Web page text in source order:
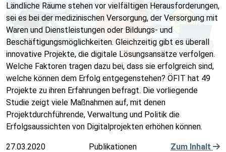
Ländliche Räume stehen vor vielfältigen Herausforderungen,
sei es bei der medizinischen Versorgung, der Versorgung mit
Waren und Dienstleistungen oder Bildungs- und
Beschäftigungsmöglichkeiten. Gleichzeitig gibt es überall
innovative Projekte, die digitale Lösungsansätze verfolgen.
Welche Faktoren tragen dazu bei, dass sie erfolgreich sind,
welche können dem Erfolg entgegenstehen? ÖFIT hat 49
Projekte zu ihren Erfahrungen befragt. Die vorliegende
Studie zeigt viele Maßnahmen auf, mit denen
Projektdurchführende, Verwaltung und Politik die
Erfolgsaussichten von Digitalprojekten erhöhen können.
27.03.2020 Publikationen Zum Inhalt